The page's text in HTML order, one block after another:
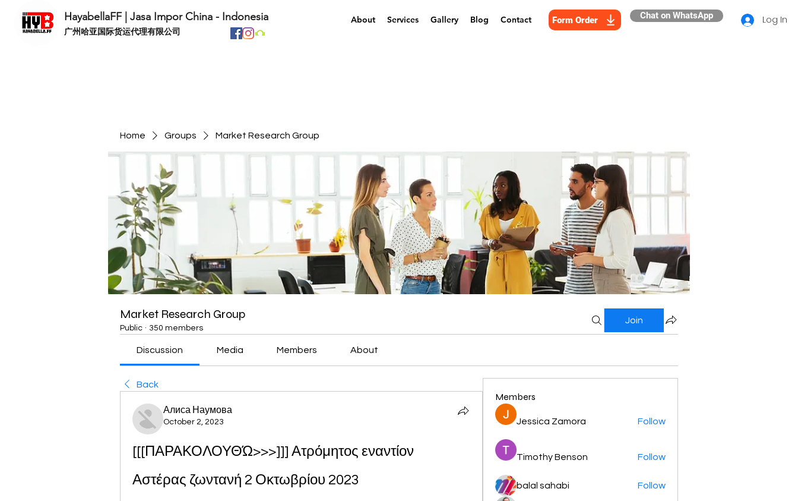
HayabellaFF | Jasa Impor China - Indonesia
​广州哈亚国际货运代理有限公司
About Services Gallery Blog Contact Form Order Chat on WhatsApp Log In
Home Groups Market Research Group
Market Research Group
Public · 350 members
Join
Discussion Media Members About
Back
Алиса Наумова
October 2, 2023
[[[ΠΑΡΑΚΟΛΟΥΘΏ>>>]]] Ατρόμητος εναντίον
Αστέρας ζωντανή 2 Οκτωβρίου 2023
Members
Jessica Zamora Follow
Timothy Benson Follow
balal sahabi Follow